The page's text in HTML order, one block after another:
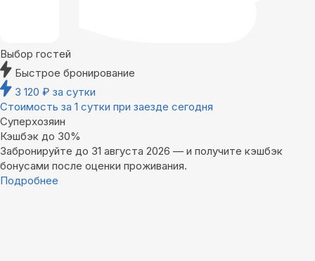
Выбор гостей
Быстрое бронирование
3 120 ₽ за сутки
Стоимость за 1 сутки при заезде сегодня
Суперхозяин
Кэшбэк до 30%
Забронируйте до 31 августа 2026 — и получите кэшбэк
бонусами после оценки проживания.
Подробнее